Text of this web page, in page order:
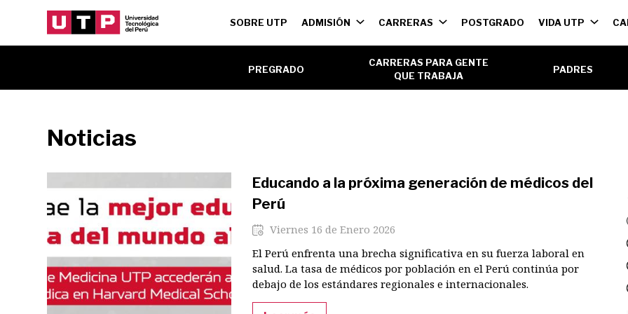
Navegación
principal
SOBRE UTP ADMISIÓN CARRERAS POSTGRADO VIDA UTP
Unidad
PREGRADO
CARRERAS PARA GENTE
QUE TRABAJA
PADRES
Noticias
Educando a la próxima generación de médicos del
Perú
Viernes 16 de Enero 2026
El Perú enfrenta una brecha significativa en su fuerza laboral en
salud. La tasa de médicos por población en el Perú continúa por
debajo de los estándares regionales e internacionales.